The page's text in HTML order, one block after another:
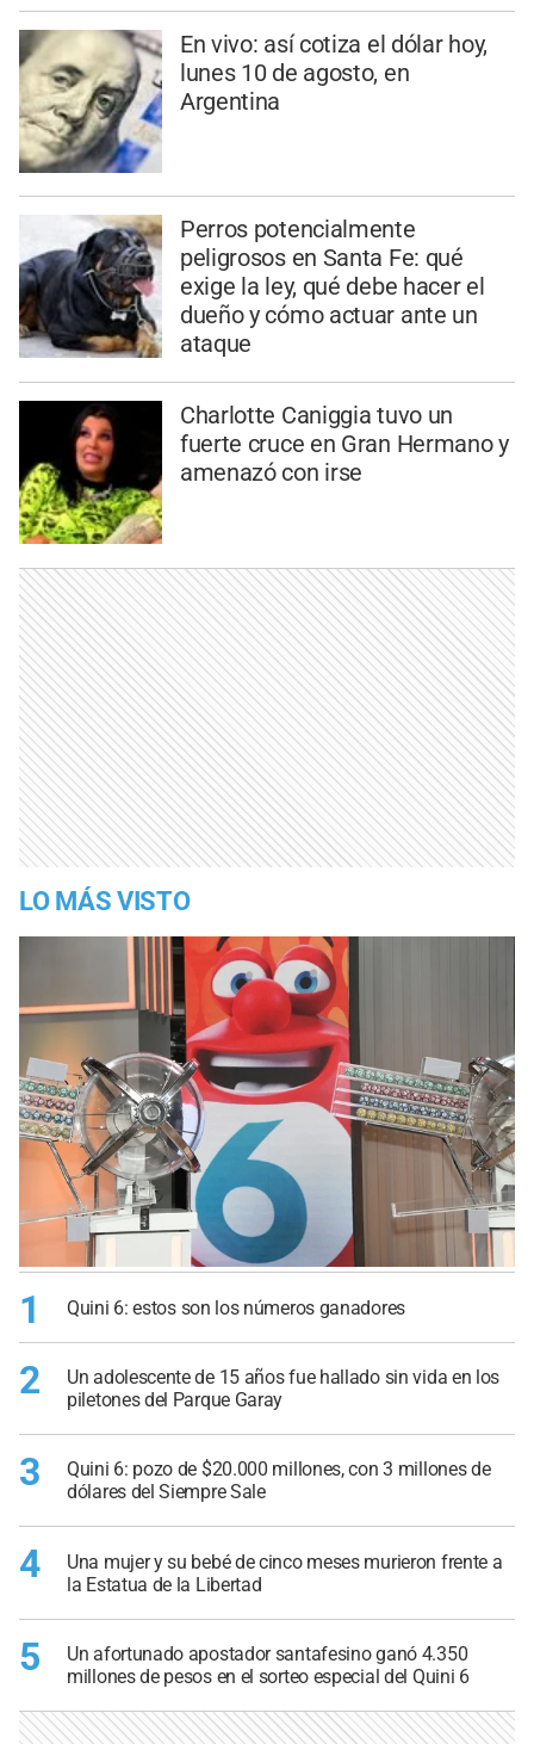
En vivo: así cotiza el dólar hoy,
lunes 10 de agosto, en
Argentina
Perros potencialmente
peligrosos en Santa Fe: qué
exige la ley, qué debe hacer el
dueño y cómo actuar ante un
ataque
Charlotte Caniggia tuvo un
fuerte cruce en Gran Hermano y
amenazó con irse
LO MÁS VISTO
1 Quini 6: estos son los números ganadores
2
Un adolescente de 15 años fue hallado sin vida en los
piletones del Parque Garay
3
Quini 6: pozo de $20.000 millones, con 3 millones de
dólares del Siempre Sale
4
Una mujer y su bebé de cinco meses murieron frente a
la Estatua de la Libertad
5
Un afortunado apostador santafesino ganó 4.350
millones de pesos en el sorteo especial del Quini 6